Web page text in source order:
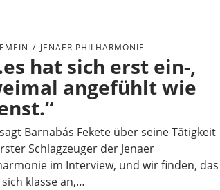
JENAER PHILHARMONIE
hat sich erst ein-,
angefühlt wie
Barnabás Fekete über seine Tätigkeit
Schlagzeuger der Jenaer
im Interview, und wir finden, das
klasse an,…